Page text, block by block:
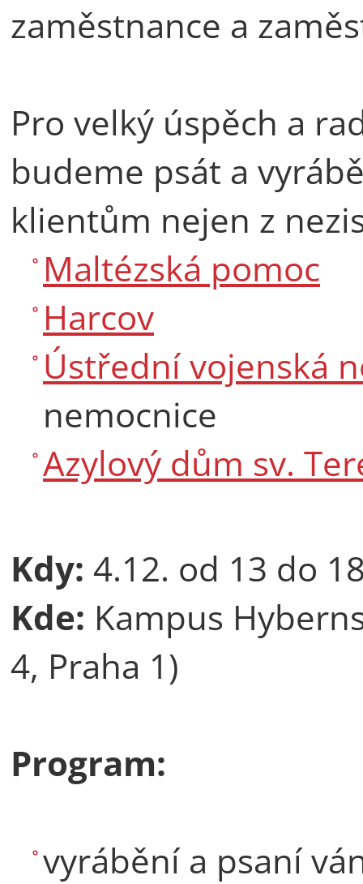
zaměstnance a
Pro velký úspěch a
budeme psát a
klientům nejen z
Maltézská pomoc
Harcov
Ústřední vojenská
nemocnice
Azylový dům sv.
Kdy: 4.12. od 13 do
Kde: Kampus
4, Praha 1)
Program:
vyrábění a psaní